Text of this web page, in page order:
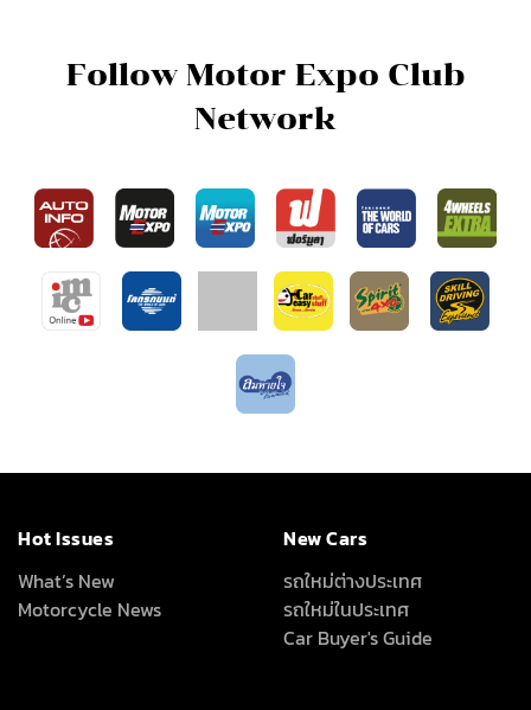
Follow Motor Expo Club
Network
Hot Issues
What’s New
Motorcycle News
New Cars
รถใหม่ต่างประเทศ
รถใหม่ในประเทศ
Car Buyer's Guide